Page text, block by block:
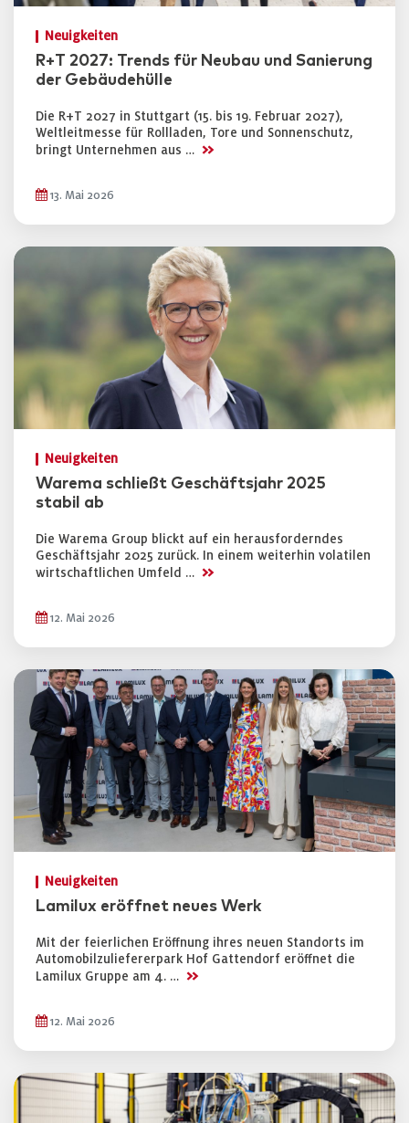
Neuigkeiten
R+T 2027: Trends für Neubau und Sanierung
der Gebäudehülle
Die R+T 2027 in Stuttgart (15. bis 19. Februar 2027),
Weltleitmesse für Rollladen, Tore und Sonnenschutz,
bringt Unternehmen aus … >>
13. Mai 2026
Neuigkeiten
Warema schließt Geschäftsjahr 2025
stabil ab
Die Warema Group blickt auf ein herausforderndes
Geschäftsjahr 2025 zurück. In einem weiterhin volatilen
wirtschaftlichen Umfeld … >>
12. Mai 2026
Neuigkeiten
Lamilux eröffnet neues Werk
Mit der feierlichen Eröffnung ihres neuen Standorts im
Automobilzuliefererpark Hof Gattendorf eröffnet die
Lamilux Gruppe am 4. … >>
12. Mai 2026